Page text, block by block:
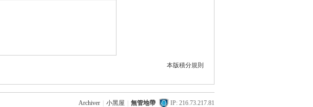
本版積分規則
Archiver 小黑屋 無管地帶 IP: 216.73.217.81